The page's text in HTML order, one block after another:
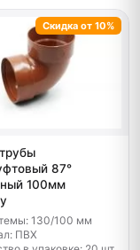
87°
100мм
130/100 мм
ПВХ
Скидка от 10%